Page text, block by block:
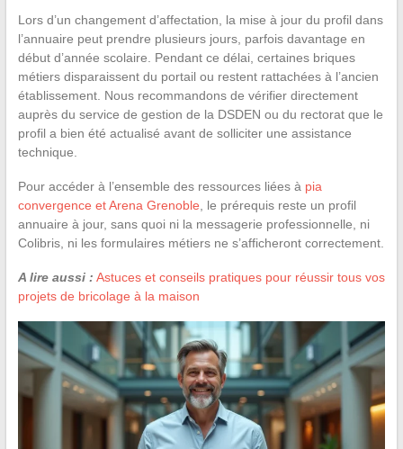
Lors d’un changement d’affectation, la mise à jour du profil dans
l’annuaire peut prendre plusieurs jours, parfois davantage en
début d’année scolaire. Pendant ce délai, certaines briques
métiers disparaissent du portail ou restent rattachées à l’ancien
établissement. Nous recommandons de vérifier directement
auprès du service de gestion de la DSDEN ou du rectorat que le
profil a bien été actualisé avant de solliciter une assistance
technique.
Pour accéder à l’ensemble des ressources liées à pia
convergence et Arena Grenoble , le prérequis reste un profil
annuaire à jour, sans quoi ni la messagerie professionnelle, ni
Colibris, ni les formulaires métiers ne s’afficheront correctement.
A lire aussi : Astuces et conseils pratiques pour réussir tous vos
projets de bricolage à la maison